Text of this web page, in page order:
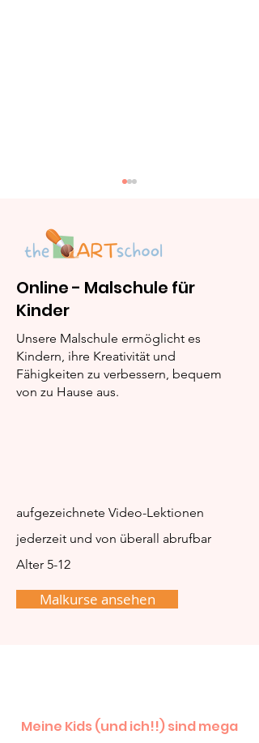
Frosch: Schritt-für-
Schritt Malanleitung
Online - Malschule für
Kinder
Unsere Malschule ermöglicht es
Kindern, ihre Kreativität und
Fähigkeiten zu verbessern, bequem
von zu Hause aus.
aufgezeichnete Video-Lektionen
jederzeit und von überall abrufbar
Alter 5-12
Malkurse ansehen
Meine Kids (und ich!!) sind mega